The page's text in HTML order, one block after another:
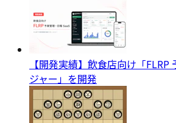
【開発実績】飲食店向け「FLRP
ジャー」を開発